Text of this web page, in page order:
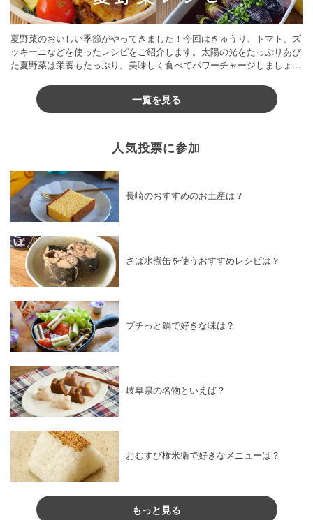
夏野菜のおいしい季節がやってきました！今回はきゅうり、トマト、ズ
ッキーニなどを使ったレシピをご紹介します。太陽の光をたっぷりあび
た夏野菜は栄養もたっぷり。美味しく食べてパワーチャージしましょう
一覧を見る
人気投票に参加
長崎のおすすめのお土産は？
さば水煮缶を使うおすすめレシピは？
プチっと鍋で好きな味は？
岐阜県の名物といえば？
おむすび権米衛で好きなメニューは？
もっと見る